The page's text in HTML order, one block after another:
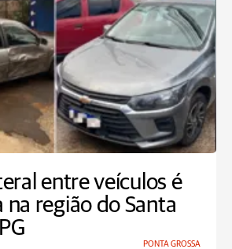
entre veículos é
na região do Santa
PONTA GROSSA